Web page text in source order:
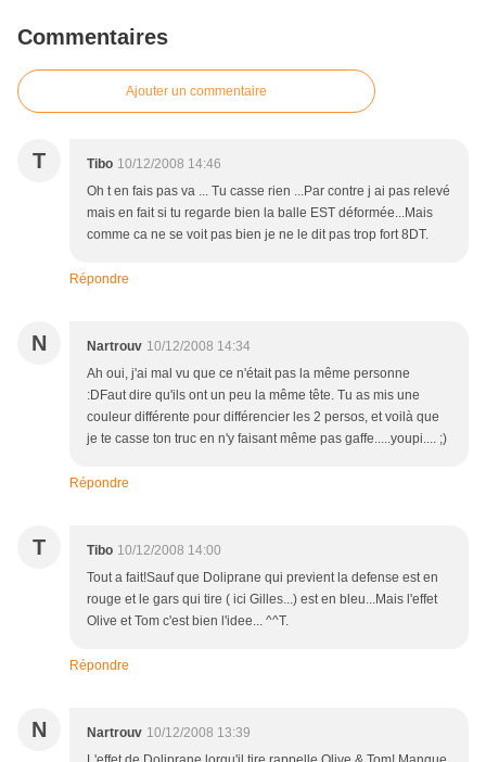
Commentaires
Ajouter un commentaire
T Tibo 10/12/2008 14:46
Oh t en fais pas va ... Tu casse rien ...Par contre j ai pas relevé
mais en fait si tu regarde bien la balle EST déformée...Mais
comme ca ne se voit pas bien je ne le dit pas trop fort 8DT.
Répondre
N Nartrouv 10/12/2008 14:34
Ah oui, j'ai mal vu que ce n'était pas la même personne
:DFaut dire qu'ils ont un peu la même tête. Tu as mis une
couleur différente pour différencier les 2 persos, et voilà que
je te casse ton truc en n'y faisant même pas gaffe.....youpi.... ;)
Répondre
T Tibo 10/12/2008 14:00
Tout a fait!Sauf que Doliprane qui previent la defense est en
rouge et le gars qui tire ( ici Gilles...) est en bleu...Mais l'effet
Olive et Tom c'est bien l'idee... ^^T.
Répondre
N Nartrouv 10/12/2008 13:39